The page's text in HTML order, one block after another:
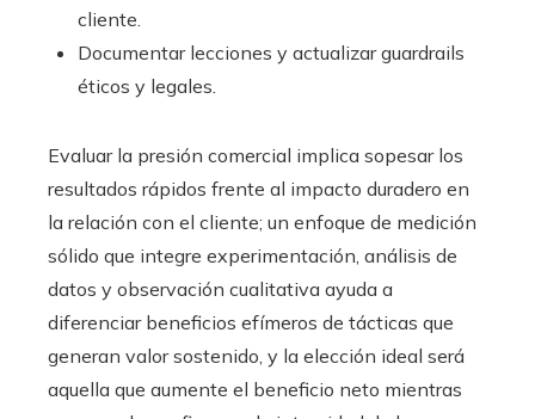
cliente.
Documentar lecciones y actualizar guardrails
éticos y legales.
Evaluar la presión comercial implica sopesar los
resultados rápidos frente al impacto duradero en
la relación con el cliente; un enfoque de medición
sólido que integre experimentación, análisis de
datos y observación cualitativa ayuda a
diferenciar beneficios efímeros de tácticas que
generan valor sostenido, y la elección ideal será
aquella que aumente el beneficio neto mientras